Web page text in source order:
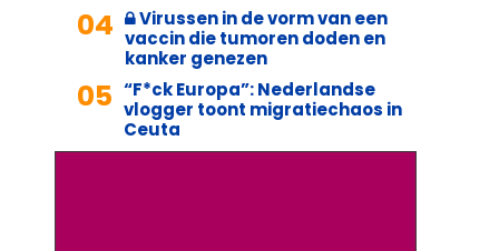
04
Virussen in de vorm van een
vaccin die tumoren doden en
kanker genezen
05 “F*ck Europa”: Nederlandse
vlogger toont migratiechaos in
Ceuta